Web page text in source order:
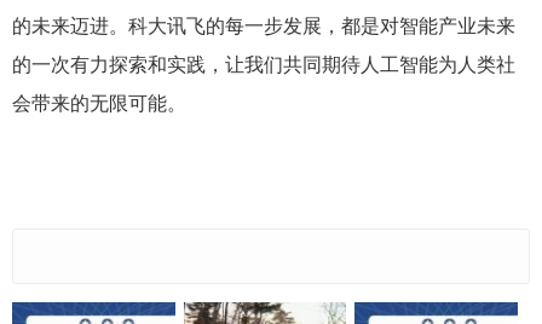
的未来迈进。科大讯飞的每一步发展，都是对智能产业未来
的一次有力探索和实践，让我们共同期待人工智能为人类社
会带来的无限可能。